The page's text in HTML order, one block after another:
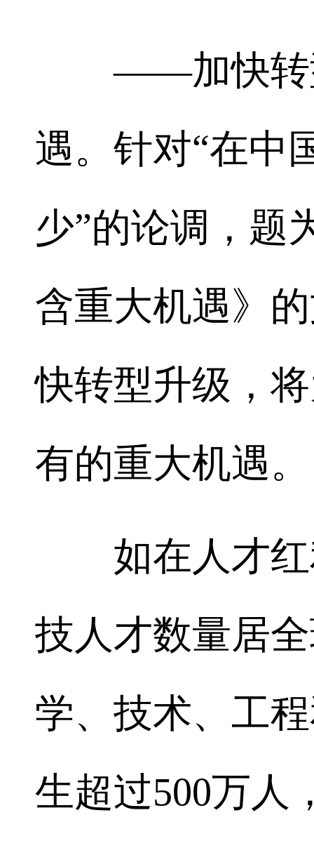
——加快转型
遇。针对“在中
少”的论调，题
含重大机遇》
快转型升级，
有的重大机遇。
如在人才红
技人才数量居
学、技术、工
生超过500万人